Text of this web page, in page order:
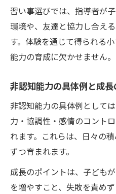
習い事選びでは、指導者が
環境や、友達と協力し合え
す。体験を通じて得られる
能力の育成に欠かせません。
非認知能力の具体例と成長
非認知能力の具体例として
力・協調性・感情のコント
れます。これらは、日々の
ずつ育まれます。
成長のポイントは、子ども
を増やすこと、失敗を責め